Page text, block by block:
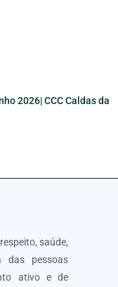
2026| CCC Caldas da
saúde,
das pessoas
ativo e de